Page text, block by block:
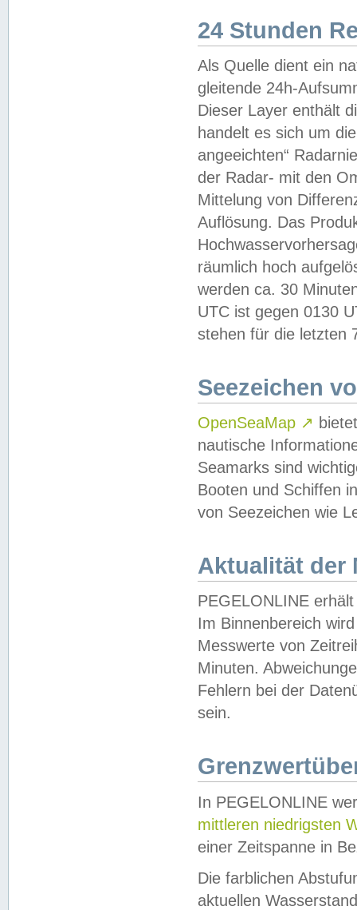
24 Stunden
Als Quelle dient ein
gleitende 24h-
Dieser Layer enthält
handelt es sich um
angeeichten“
der Radar- mit den
Mittelung von
Auflösung. Das
räumlich hoch
werden ca. 30
UTC ist gegen 0130
stehen für die letzten
Seezeichen
OpenSeaMap ↗
nautische
Seamarks sind
Booten und Schiffen
von Seezeichen wie
Aktualität der
PEGELONLINE
Im Binnenbereich
Messwerte von
Minuten.
Fehlern bei der
sein.
In PEGELONLINE
mittleren niedrigsten
einer Zeitspanne in
Die farblichen
aktuellen